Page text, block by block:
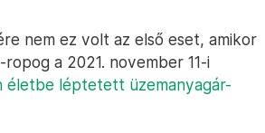
nem ez volt az első eset, amikor
a 2021. november 11-i
életbe léptetett üzemanyagár-